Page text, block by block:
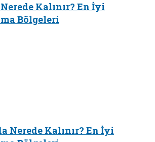
Nerede Kalınır? En İyi
Bölgeleri
Nerede Kalınır? En İyi